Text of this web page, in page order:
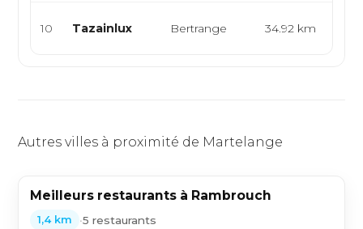
10 Tazainlux Bertrange 34.92 km
Autres villes à proximité de Martelange
Meilleurs restaurants à Rambrouch
1,4 km •5 restaurants